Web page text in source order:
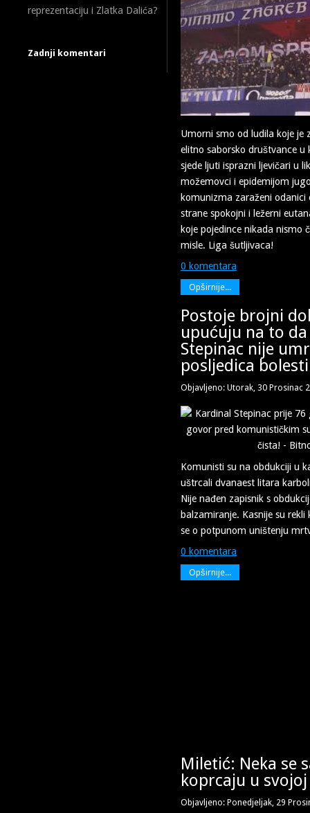
reprezentaciju i Zlatka Dalića?
Zadnji komentari
Umorni smo od ludila koje je
elitno saborsko društvance u
sjede ljuti isprazni ljevičari u
možemovci i epidemijom
komunizma zaraženi odanici
strane spokojni i ležerni
koje pojedince nikada nismo
misle. Liga šutljivaca!
0 komentara
Opširnije...
Postoje brojni
upućuju na to
Stepinac nije
posljedica bolesti
Objavljeno: Utorak, 30 Prosinac
Komunisti su na obdukciji u
uštrcali dvanaest litara
Nije nađen zapisnik s
balzamiranje. Kasnije su
se o potpunom uništenju
0 komentara
Opširnije...
Miletić: Neka se
koprcaju u
Objavljeno: Ponedjeljak, 29